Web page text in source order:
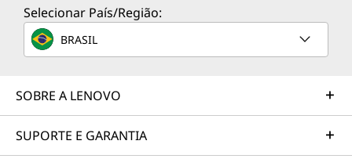
Selecionar País/Região:
BRASIL
SOBRE A LENOVO
SUPORTE E GARANTIA